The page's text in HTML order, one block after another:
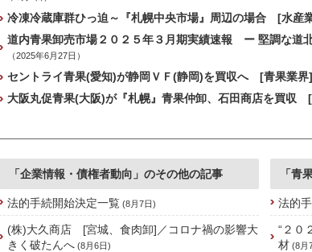
冷凍冷蔵庫群ひっ迫～『札幌中央市場』周辺の場合 [水産
道内青果卸売市場２０２５年３月期実績速報 ー 堅調な
（2025年6月27日）
セントライ青果(愛知)が静岡ＶＦ(静岡)を買収へ [青果業界]
大阪丸促青果(大阪)が『札幌』青果仲卸、石田商店を買収
「企業情報・債権者動向」のその他の記事
法的手続開始決定一覧 (8月7日)
(株)大久商店 [宮城、食肉卸]／コロナ禍の影響大
きく破たんへ (8月6日)
「青
法的
“２０
材 (8月